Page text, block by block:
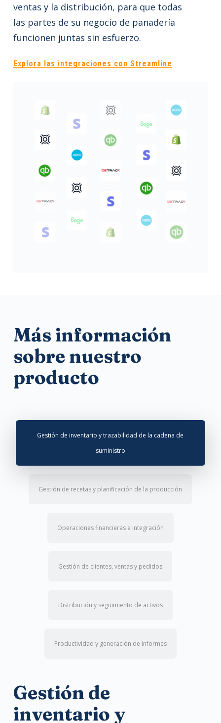
ventas y la distribución, para que todas
las partes de su negocio de panadería
funcionen juntas sin esfuerzo.
Explora las integraciones con Streamline
Más información
sobre nuestro
producto
Gestión de inventario y trazabilidad de la cadena de
suministro
Gestión de recetas y planificación de la producción
Operaciones financieras e integración
Gestión de clientes, ventas y pedidos
Distribución y seguimiento de activos
Productividad y generación de informes
Gestión de
inventario y